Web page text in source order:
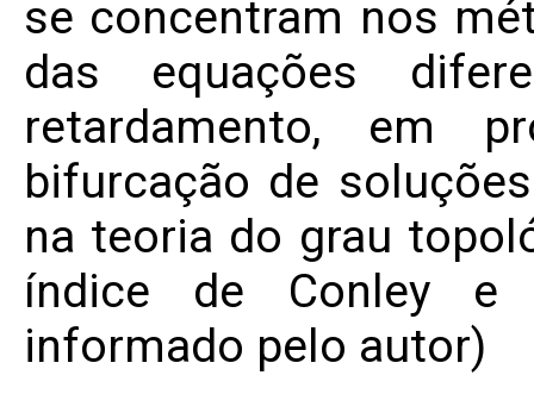
se concentram nos
das equações
retardamento, em
bifurcação de
na teoria do grau
índice de Conley e
informado pelo autor)